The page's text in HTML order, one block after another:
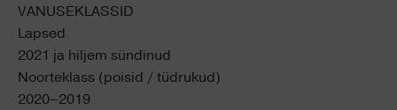
VANUSEKLASSID
Lapsed
2021 ja hiljem sündinud
Noorteklass (poisid / tüdrukud)
2020–2019